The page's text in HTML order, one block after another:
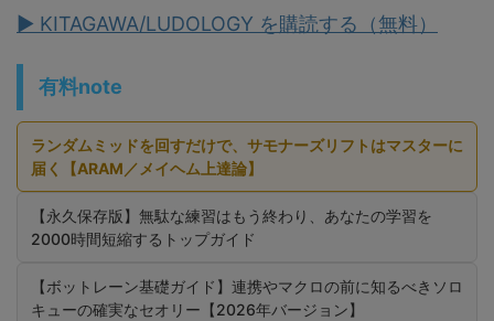
▶ KITAGAWA/LUDOLOGY を購読する（無料）
有料note
ランダムミッドを回すだけで、サモナーズリフトはマスターに
届く【ARAM／メイヘム上達論】
【永久保存版】無駄な練習はもう終わり、あなたの学習を
2000時間短縮するトップガイド
【ボットレーン基礎ガイド】連携やマクロの前に知るべきソロ
キューの確実なセオリー【2026年バージョン】